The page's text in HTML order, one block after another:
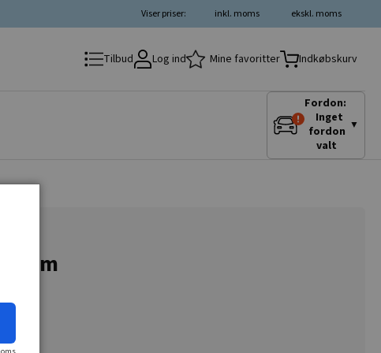
ekskl. moms
inkl. moms
Viser priser:
Tilbud Log ind Mine favoritter Indkøbskurv
Fordon:
Inget
fordon
valt
▼
mm